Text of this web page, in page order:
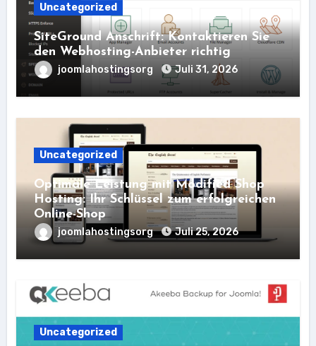
Uncategorized
SiteGround Anschrift: Kontaktieren Sie
den Webhosting-Anbieter richtig
joomlahostingsorg Juli 31, 2026
Uncategorized
Optimale Leistung mit Modified Shop
Hosting: Ihr Schlüssel zum erfolgreichen
Online-Shop
joomlahostingsorg Juli 25, 2026
Uncategorized